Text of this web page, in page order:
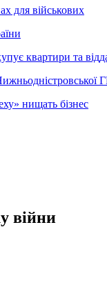
для військових
квартири та
нищать бізнес
війни